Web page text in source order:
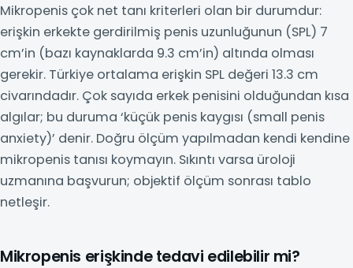
Mikropenis çok net tanı kriterleri olan bir durumdur:
erişkin erkekte gerdirilmiş penis uzunluğunun (SPL) 7
cm’in (bazı kaynaklarda 9.3 cm’in) altında olması
gerekir. Türkiye ortalama erişkin SPL değeri 13.3 cm
civarındadır. Çok sayıda erkek penisini olduğundan kısa
algılar; bu duruma ‘küçük penis kaygısı (small penis
anxiety)’ denir. Doğru ölçüm yapılmadan kendi kendine
mikropenis tanısı koymayın. Sıkıntı varsa üroloji
uzmanına başvurun; objektif ölçüm sonrası tablo
netleşir.
Mikropenis erişkinde tedavi edilebilir mi?